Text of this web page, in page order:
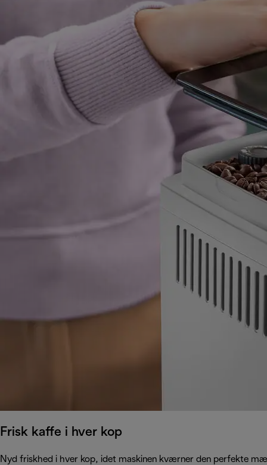
Frisk kaffe i hver kop
Nyd friskhed i hver kop, idet maskinen kværner den perfekte